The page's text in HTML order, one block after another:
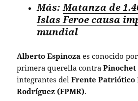
Más: Matanza de
Islas Feroe causa
mundial
Alberto Espinoza es conocido
primera querella contraPinochet
integrantes delFrente Patriótico
Rodríguez (FPMR).